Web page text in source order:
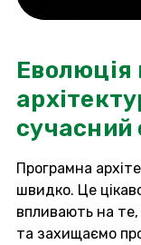
Еволюція
сучасний
Програмна
швидко. Це
впливають на
та захищаємо